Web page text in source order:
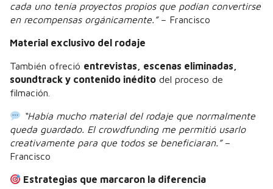
cada uno tenía proyectos propios que podían convertirse
en recompensas orgánicamente.”– Francisco
Material exclusivo del rodaje
También ofreció entrevistas, escenas eliminadas,
soundtrack y contenido inédito del proceso de
filmación.
“Había mucho material del rodaje que normalmente
queda guardado. El crowdfunding me permitió usarlo
creativamente para que todos se beneficiaran.”–
Francisco
Estrategias que marcaron la diferencia